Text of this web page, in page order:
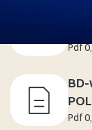
Pdf
Pdf